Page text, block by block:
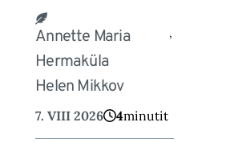
Annette Maria
Hermaküla
,
Helen Mikkov
7. VIII 2026 4minutit